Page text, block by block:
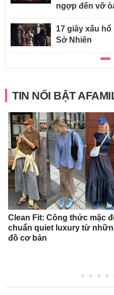
ngợp đến vỡ
17 giây xấu
Sở Nhiên
TIN NỔI BẬT
Clean Fit: Công thức mặc
chuẩn quiet luxury từ
đồ cơ bản